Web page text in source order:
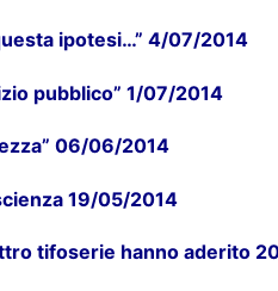
ipotesi…” 4/07/2014
pubblico” 1/07/2014
06/06/2014
19/05/2014
tifoserie hanno aderito